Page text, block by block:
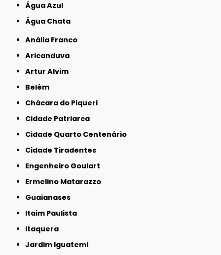
Água Azul
Água Chata
Anália Franco
Aricanduva
Artur Alvim
Belém
Chácara do Piqueri
Cidade Patriarca
Cidade Quarto Centenário
Cidade Tiradentes
Engenheiro Goulart
Ermelino Matarazzo
Guaianases
Itaim Paulista
Itaquera
Jardim Iguatemi